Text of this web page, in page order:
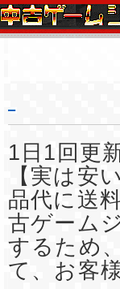
1日1回更
【実は安
品代に送
古ゲーム
するため
て、お客